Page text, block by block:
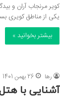
کویر مرنجاب آران و
یکی از مناطق کویری
بیشتر بخوانید »
رها 26 بهمن 1401
آشنایی با